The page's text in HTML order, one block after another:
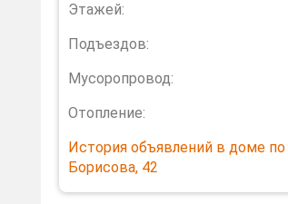
Этажей:
Подъездов:
Мусоропровод:
Отопление:
История объявлений в доме по
Борисова, 42